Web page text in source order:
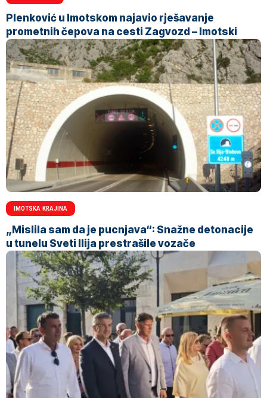
Plenković u Imotskom najavio rješavanje
prometnih čepova na cesti Zagvozd – Imotski
IMOTSKA KRAJINA
„Mislila sam da je pucnjava“: Snažne detonacije
u tunelu Sveti Ilija prestrašile vozače